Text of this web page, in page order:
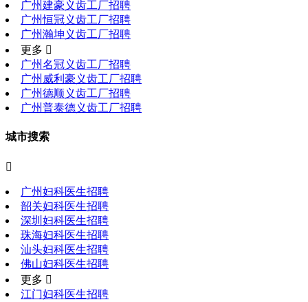
广州建豪义齿工厂招聘
广州恒冠义齿工厂招聘
广州瀚坤义齿工厂招聘
更多 
广州名冠义齿工厂招聘
广州威利豪义齿工厂招聘
广州德顺义齿工厂招聘
广州普泰德义齿工厂招聘
城市搜索

广州妇科医生招聘
韶关妇科医生招聘
深圳妇科医生招聘
珠海妇科医生招聘
汕头妇科医生招聘
佛山妇科医生招聘
更多 
江门妇科医生招聘